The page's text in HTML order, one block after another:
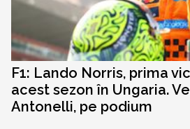
F1: Lando Norris, prima
acest sezon în Ungaria.
Antonelli, pe podium